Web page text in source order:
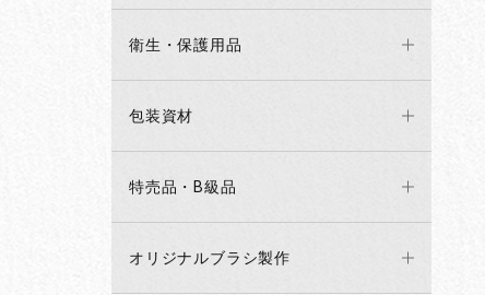
衛生・保護用品
包装資材
特売品・B級品
オリジナルブラシ製作